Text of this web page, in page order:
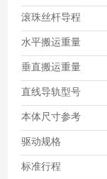
滚珠丝杆导程
水平搬运重量
垂直搬运重量
直线导轨型号
本体尺寸参考
驱动规格
标准行程